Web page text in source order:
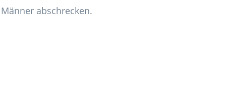
Männer abschrecken.